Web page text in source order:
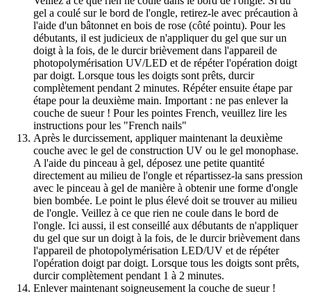
gel a coulé sur le bord de l'ongle, retirez-le avec précaution à
l'aide d'un bâtonnet en bois de rose (côté pointu). Pour les
débutants, il est judicieux de n'appliquer du gel que sur un
doigt à la fois, de le durcir brièvement dans l'appareil de
photopolymérisation UV/LED et de répéter l'opération doigt
par doigt. Lorsque tous les doigts sont prêts, durcir
complètement pendant 2 minutes. Répéter ensuite étape par
étape pour la deuxième main. Important : ne pas enlever la
couche de sueur ! Pour les pointes French, veuillez lire les
instructions pour les "French nails"
Après le durcissement, appliquer maintenant la deuxième
couche avec le gel de construction UV ou le gel monophase.
A l'aide du pinceau à gel, déposez une petite quantité
directement au milieu de l'ongle et répartissez-la sans pression
avec le pinceau à gel de manière à obtenir une forme d'ongle
bien bombée. Le point le plus élevé doit se trouver au milieu
de l'ongle. Veillez à ce que rien ne coule dans le bord de
l'ongle. Ici aussi, il est conseillé aux débutants de n'appliquer
du gel que sur un doigt à la fois, de le durcir brièvement dans
l'appareil de photopolymérisation LED/UV et de répéter
l'opération doigt par doigt. Lorsque tous les doigts sont prêts,
durcir complètement pendant 1 à 2 minutes.
Enlever maintenant soigneusement la couche de sueur !